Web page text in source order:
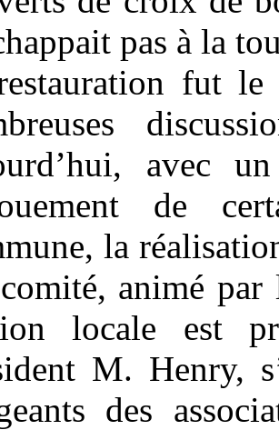
pas à la
fut
avec
de
la
animé par
locale est
M. Henry,
des